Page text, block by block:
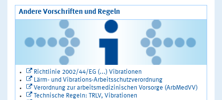
Andere Vorschriften und Regeln
Richtlinie 2002/44/EG (...) Vibrationen
Lärm- und Vibrations-Arbeitsschutzverordnung
Verordnung zur arbeitsmedizinischen Vorsorge (ArbMedVV)
Technische Regeln: TRLV, Vibrationen